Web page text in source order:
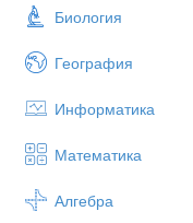
Биология
География
Информатика
Математика
Алгебра